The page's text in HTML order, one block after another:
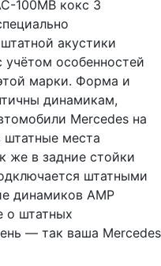
акустики
учётом особенностей
марки. Форма и
динамикам,
Mercedes на
штатные места
же в задние стойки
штатными
динамиков AMP
о штатных
— так ваша Mercedes